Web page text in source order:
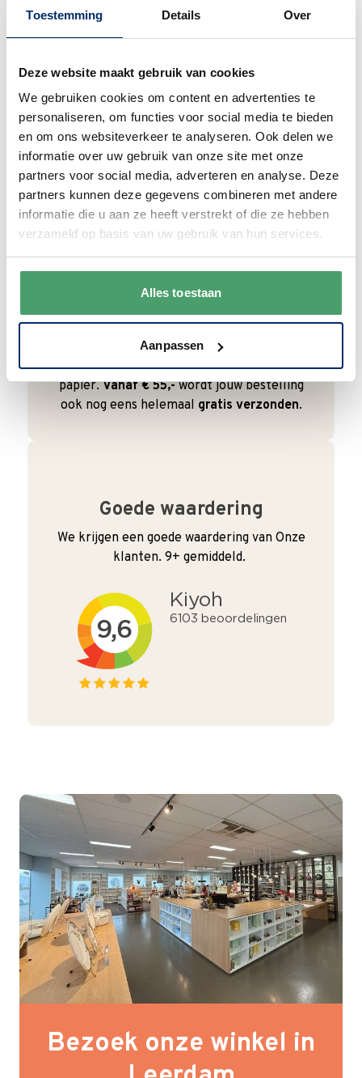
Toestemming Details Over
Deze website maakt gebruik van cookies
We gebruiken cookies om content en advertenties te
personaliseren, om functies voor social media te bieden
en om ons websiteverkeer te analyseren. Ook delen we
informatie over uw gebruik van onze site met onze
partners voor social media, adverteren en analyse. Deze
partners kunnen deze gegevens combineren met andere
informatie die u aan ze heeft verstrekt of die ze hebben
verzameld op basis van uw gebruik van hun services.
Alles toestaan
Aanpassen
Bel gerust
Wij begrijpen dat je als klant het fijn vindt
om te kunnen bellen. Bij ons kan dat ook
gewoon. We zijn bereikbaar vanmaandag
t/m vrijdag van 9:00 - 17:00.
0345 63 30 01
Duurzaam
We verpakken onze producten zorgvuldig
en duurzaam met hergebruikt karton en
papier.Vanaf € 55,-wordt jouw bestelling
ook nog eens helemaal gratis verzonden.
Goede waardering
We krijgen een goede waardering van Onze
klanten. 9+ gemiddeld.
Bezoek onze winkel in